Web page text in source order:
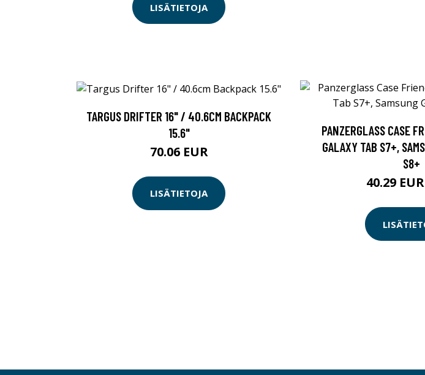
LISÄTIETOJA
TARGUS DRIFTER 16" / 40.6CM BACKPACK
15.6"
70.06 EUR
LISÄTIETOJA
PANZERGLASS CASE
GALAXY TAB S7+,
S8+
40.29 EUR